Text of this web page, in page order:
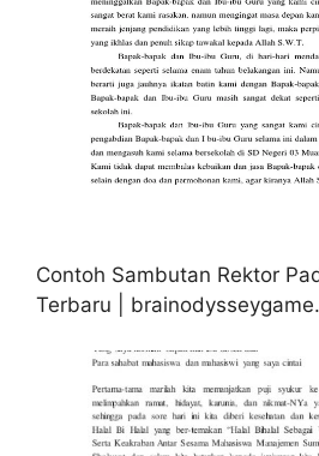
Contoh Sambutan Rektor
Terbaru |